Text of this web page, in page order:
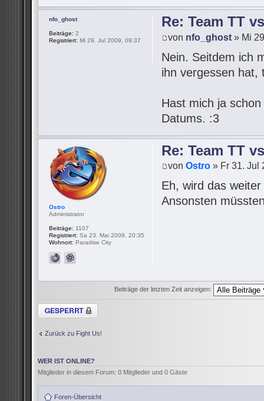
Re: Team TT
von nfo_ghost » Mi
Nein. Seitdem ich
ihn vergessen
Hast mich ja
Datums. :3
nfo_ghost
Beiträge: 2
Registriert: Mi 29. Jul 2009, 09:37
Re: Team TT
vonOstro » Fr 31. Jul
Eh, wird das
Ansonsten
Ostro
Administrator
Beiträge: 1107
Registriert: Sa 23. Mai 2009, 20:35
Wohnort: Paradise City
Beiträge der letzten Zeit anzeigen:
Thema gesperrt
Zurück zu Fight Us!
WER IST ONLINE?
Mitglieder in diesem Forum: 0 Mitglieder und 0 Gäste
Foren-Übersicht